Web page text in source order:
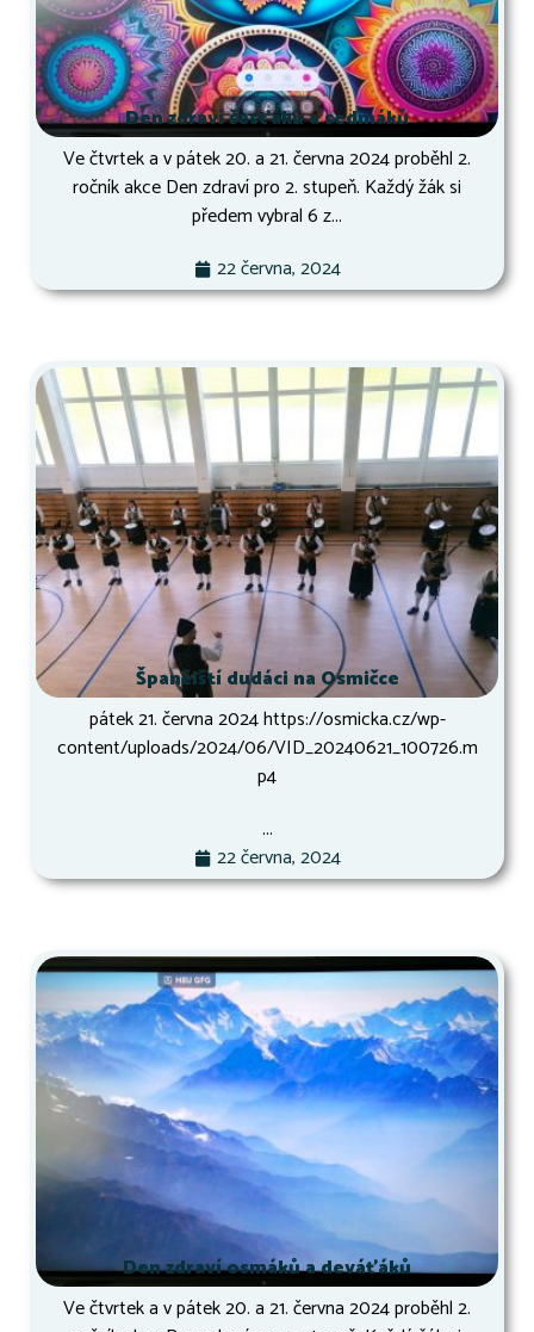
Den zdraví šesťáků a sedmáků
Ve čtvrtek a v pátek 20. a 21. června 2024 proběhl 2.
ročník akce Den zdraví pro 2. stupeň. Každý žák si
předem vybral 6 z...
22 června, 2024
Španělští dudáci na Osmičce
pátek 21. června 2024 https://osmicka.cz/wp-
content/uploads/2024/06/VID_20240621_100726.m
p4
...
22 června, 2024
Den zdraví osmáků a deváťáků
Ve čtvrtek a v pátek 20. a 21. června 2024 proběhl 2.